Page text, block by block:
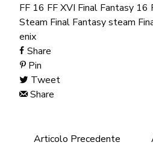
FF 16 FF XVI Final Fantasy 16
Steam Final Fantasy steam
enix
Share
Pin
Tweet
Share
Articolo Precedente